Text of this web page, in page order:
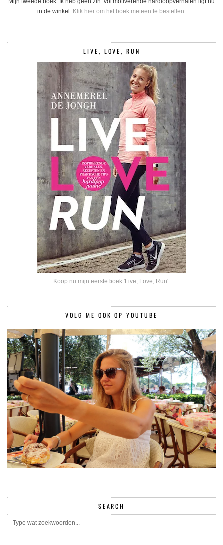
Mijn tweede boek ‘Ik heb geen zin’ vol motiverende hardloopverhalen ligt nu
in de winkel. Klik hier om het boek meteen te bestellen.
LIVE, LOVE, RUN
Koop nu mijn eerste boek 'Live, Love, Run'.
VOLG ME OOK OP YOUTUBE
SEARCH